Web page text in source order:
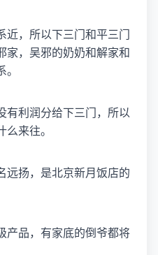
近，所以下三门和平三门
家，吴邪的奶奶和解家和
有利润分给下三门，所以
来往。
远扬，是北京新月饭店的
产品，有家底的倒爷都将